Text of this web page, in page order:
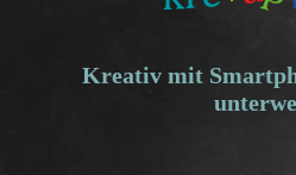
Kreativ mit